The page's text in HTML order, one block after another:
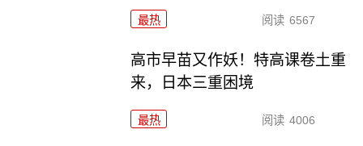
最热 阅读 6567
高市早苗又作妖！特高课卷土重
来，日本三重困境
最热 阅读 4006